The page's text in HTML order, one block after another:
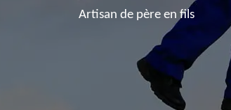
Artisan de père en fils